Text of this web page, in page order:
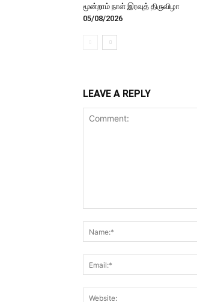
மூன்றாம் நாள் இரவுத் திருவிழா
05/08/2026
LEAVE A REPLY